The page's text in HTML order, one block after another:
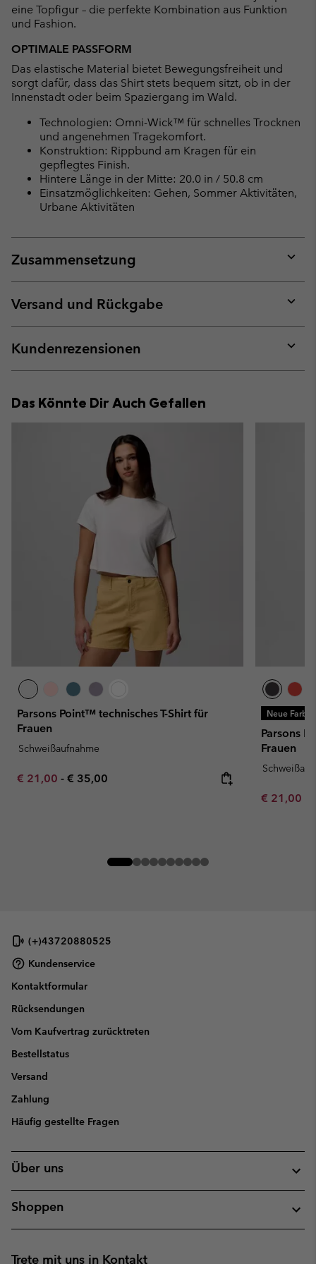
eine Topfigur – die perfekte Kombination aus Funktion
und Fashion.
OPTIMALE PASSFORM
Das elastische Material bietet Bewegungsfreiheit und
sorgt dafür, dass das Shirt stets bequem sitzt, ob in der
Innenstadt oder beim Spaziergang im Wald.
Technologien: Omni-Wick™ für schnelles Trocknen
und angenehmen Tragekomfort.
Konstruktion: Rippbund am Kragen für ein
gepflegtes Finish.
Hintere Länge in der Mitte: 20.0 in / 50.8 cm
Einsatzmöglichkeiten: Gehen, Sommer Aktivitäten,
Urbane Aktivitäten
Zusammensetzung
or
Versand und Rückgabe
or
Kundenrezensionen
or
Das Könnte Dir Auch Gefallen
Parsons Point™ technisches T-Shirt für
Frauen
Schweißaufnahme
Minimum sale price:
€ 21,00 - Maximum price:
€ 35,00
Neue
Parsons
Frauen
Minimum
€ 21,00
(+)43720880525
Kundenservice
Kontaktformular
Rücksendungen
Vom Kaufvertrag zurücktreten
Bestellstatus
Versand
Zahlung
Häufig gestellte Fragen
Über uns
Shoppen
Trete mit uns in Kontakt